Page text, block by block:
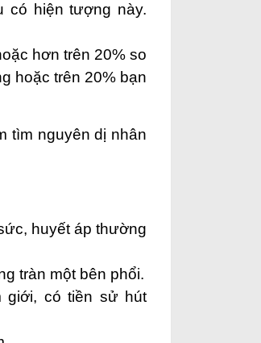
có hiện tượng này.
hơn trên 20% so
hoặc trên 20% bạn
tìm nguyên dị nhân
huyết áp thường
tràn một bên phổi.
giới, có tiền sử hút